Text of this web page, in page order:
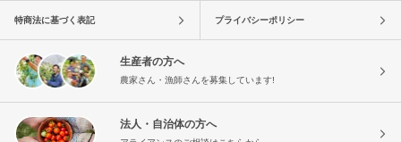
特商法に基づく表記 プライバシーポリシー
生産者の方へ
農家さん・漁師さんを募集しています!
法人・自治体の方へ